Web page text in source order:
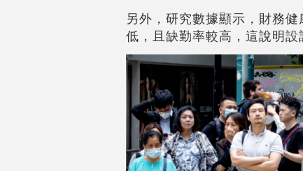
另外，研究數據顯示，財務
低，且缺勤率較高，這說明設